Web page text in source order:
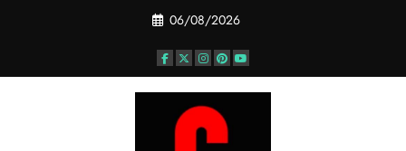
06/08/2026